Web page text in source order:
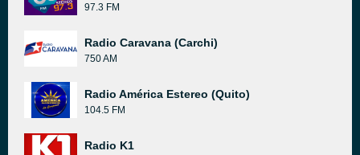
97.3 FM
Radio Caravana (Carchi)
750 AM
Radio América Estereo (Quito)
104.5 FM
Radio K1